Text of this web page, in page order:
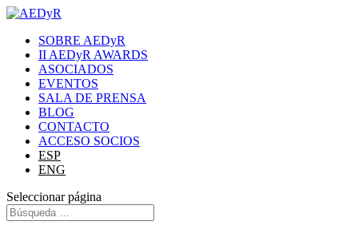
SOBRE AEDyR
II AEDyR AWARDS
ASOCIADOS
EVENTOS
SALA DE PRENSA
BLOG
CONTACTO
ACCESO SOCIOS
ESP
ENG
Seleccionar página